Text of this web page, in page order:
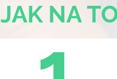
JAK NA